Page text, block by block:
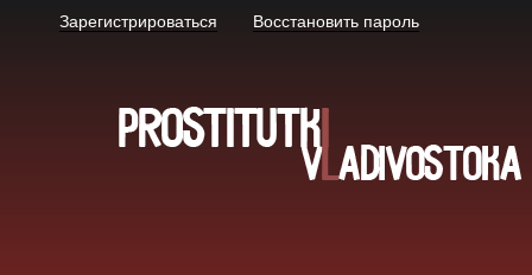
Зарегистрироваться Восстановить пароль